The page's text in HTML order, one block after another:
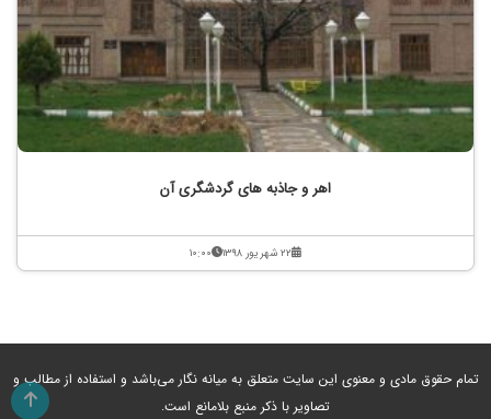
اهر و جاذبه های گردشگری آن
۲۲ شهریور ۱۳۹۸ ۱۰:۰۰
تمام حقوق مادی و معنوی این سایت متعلق به میانه نگار می‌باشد و استفاده از مطالب و
تصاویر با ذکر منبع بلامانع است.